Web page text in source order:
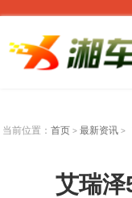
当前位置： 首页 > 最新资讯 >
艾瑞泽